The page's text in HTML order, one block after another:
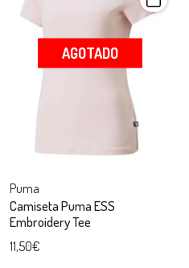
AGOTADO
Puma
Camiseta Puma ESS
Embroidery Tee
11,50€